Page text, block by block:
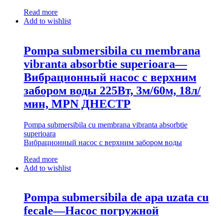
Read more
Add to wishlist
Pompa submersibila cu membrana
vibranta absorbtie superioara—
Вибрационный насос с верхним
забором воды 225Вт, 3м/60м, 18л/
мин, MPN ДНЕСТР
Pompa submersibila cu membrana vibranta absorbtie
superioara
Вибрационный насос с верхним забором воды
Read more
Add to wishlist
Pompa submersibila de apa uzata cu
fecale—Насос погружной